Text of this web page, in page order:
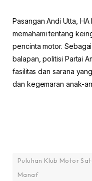
‌Pasangan Andi Utta,
memahami tentang
pencinta motor.
balapan, politisi Partai
fasilitas dan sarana
dan kegemaran anak-
Puluhan Klub Motor
Manaf